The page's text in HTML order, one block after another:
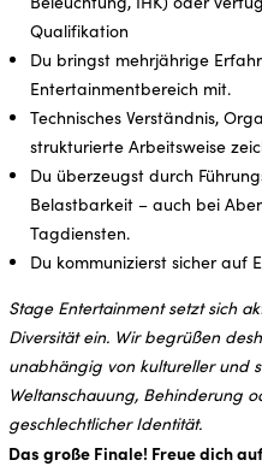
Qualifikation
Du bringst mehrjährige
Entertainmentbereich mit.
Technisches Verständnis,
strukturierte Arbeitsweise
Du überzeugst durch
Belastbarkeit – auch bei
Tagdiensten.
Du kommunizierst sicher auf
Stage Entertainment setzt sich
Diversität ein. Wir begrüßen
unabhängig von kultureller und
Weltanschauung, Behinderung
geschlechtlicher Identität.
Das große Finale! Freue dich